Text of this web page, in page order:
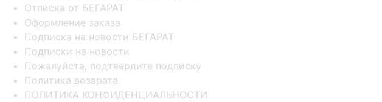
Отписка от БЕГАРАТ
Оформление заказа
Подписка на новости БЕГАРАТ
Подписки на новости
Пожалуйста, подтвердите подписку
Политика возврата
ПОЛИТИКА КОНФИДЕНЦИАЛЬНОСТИ